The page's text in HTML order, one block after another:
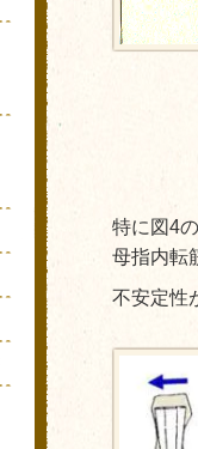
特に図4
母指内転
不安定性